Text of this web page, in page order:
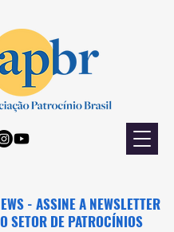
- ASSINE A NEWSLETTER
SETOR DE PATROCÍNIOS